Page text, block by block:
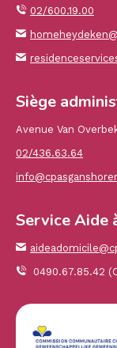
02/600.19.00
Siège
Avenue Van
02/436.63.64
Service Aide
0490.67.85.42